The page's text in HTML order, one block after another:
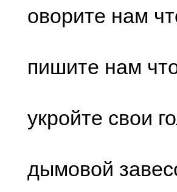
оворите нам
пишите нам
укройте свои
дымовой